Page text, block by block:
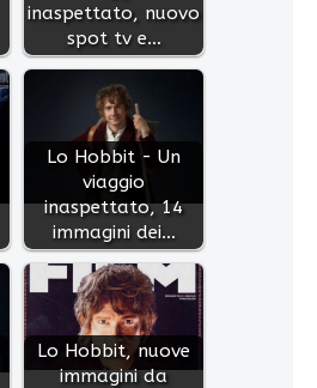
inaspettato, nuovo
spot tv e…
Lo Hobbit - Un
viaggio
inaspettato, 14
immagini dei…
Lo Hobbit, nuove
immagini da